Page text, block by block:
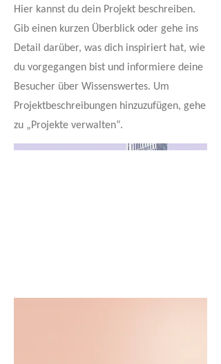
Hier kannst du dein Projekt beschreiben.
Gib einen kurzen Überblick oder gehe ins
Detail darüber, was dich inspiriert hat, wie
du vorgegangen bist und informiere deine
Besucher über Wissenswertes. Um
Projektbeschreibungen hinzuzufügen, gehe
zu „Projekte verwalten“.